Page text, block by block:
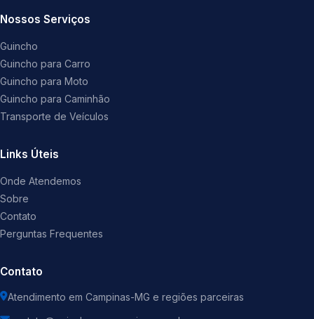
Nossos Serviços
Guincho
Guincho para Carro
Guincho para Moto
Guincho para Caminhão
Transporte de Veículos
Links Úteis
Onde Atendemos
Sobre
Contato
Perguntas Frequentes
Contato
Atendimento em Campinas-MG e regiões parceiras